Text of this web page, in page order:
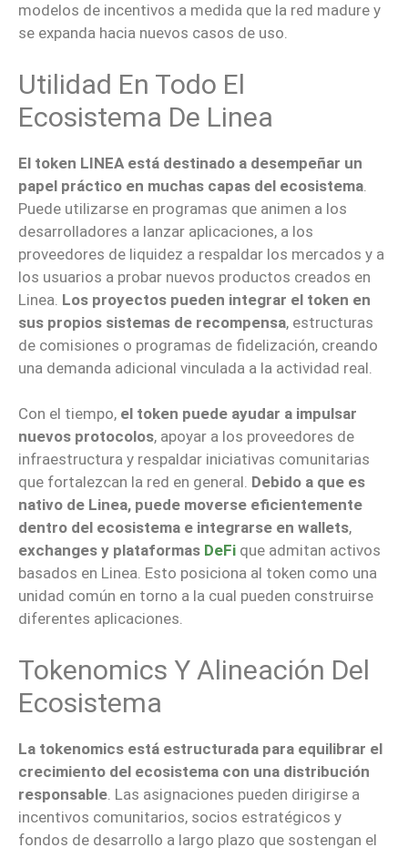
modelos de incentivos a medida que la red madure y
se expanda hacia nuevos casos de uso.
Utilidad En Todo El
Ecosistema De Linea
El token LINEA está destinado a desempeñar un
papel práctico en muchas capas del ecosistema
Puede utilizarse en programas que animen a los
desarrolladores a lanzar aplicaciones, a los
proveedores de liquidez a respaldar los mercados y a
los usuarios a probar nuevos productos creados en
Linea. Los proyectos pueden integrar el token en
sus propios sistemas de recompensa, estructuras
de comisiones o programas de fidelización, creando
una demanda adicional vinculada a la actividad real.
Con el tiempo, el token puede ayudar a impulsar
nuevos protocolos, apoyar a los proveedores de
infraestructura y respaldar iniciativas comunitarias
que fortalezcan la red en general. Debido a que es
nativo de Linea, puede moverse eficientemente
dentro del ecosistema e integrarse en wallets,
exchanges y plataformas DeFi que admitan activos
basados en Linea. Esto posiciona al token como una
unidad común en torno a la cual pueden construirse
diferentes aplicaciones.
Tokenomics Y Alineación Del
Ecosistema
La tokenomics está estructurada para equilibrar el
crecimiento del ecosistema con una distribución
responsable . Las asignaciones pueden dirigirse a
incentivos comunitarios, socios estratégicos y
fondos de desarrollo a largo plazo que sostengan el